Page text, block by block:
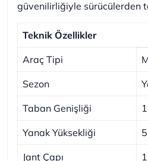
güvenilirliğiyle sürücülerden
Teknik Özellikler
Araç Tipi
Sezon
Taban Genişliği
Yanak Yüksekliği
Jant Çapı